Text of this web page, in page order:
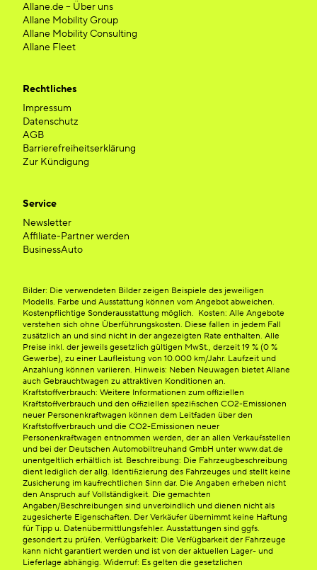
Allane.de – Über uns
Allane Mobility Group
Allane Mobility Consulting
Allane Fleet
Rechtliches
Impressum
Datenschutz
AGB
Barrierefreiheitserklärung
Zur Kündigung
Service
Newsletter
Affiliate-Partner werden
BusinessAuto
Bilder: Die verwendeten Bilder zeigen Beispiele des jeweiligen
Modells. Farbe und Ausstattung können vom Angebot abweichen.
Kostenpflichtige Sonderausstattung möglich. Kosten: Alle Angebote
verstehen sich ohne Überführungskosten. Diese fallen in jedem Fall
zusätzlich an und sind nicht in der angezeigten Rate enthalten. Alle
Preise inkl. der jeweils gesetzlich gültigen MwSt., derzeit 19 % (0 %
Gewerbe), zu einer Laufleistung von 10.000 km/Jahr. Laufzeit und
Anzahlung können variieren. Hinweis: Neben Neuwagen bietet Allane
auch Gebrauchtwagen zu attraktiven Konditionen an.
Kraftstoffverbrauch: Weitere Informationen zum offiziellen
Kraftstoffverbrauch und den offiziellen spezifischen CO2-Emissionen
neuer Personenkraftwagen können dem Leitfaden über den
Kraftstoffverbrauch und die CO2-Emissionen neuer
Personenkraftwagen entnommen werden, der an allen Verkaufsstellen
und bei der Deutschen Automobiltreuhand GmbH unter www.dat.de
unentgeltlich erhältlich ist. Beschreibung: Die Fahrzeugbeschreibung
dient lediglich der allg. Identifizierung des Fahrzeuges und stellt keine
Zusicherung im kaufrechtlichen Sinn dar. Die Angaben erheben nicht
den Anspruch auf Vollständigkeit. Die gemachten
Angaben/Beschreibungen sind unverbindlich und dienen nicht als
zugesicherte Eigenschaften. Der Verkäufer übernimmt keine Haftung
für Tipp u. Datenübermittlungsfehler. Ausstattungen sind ggfs.
gesondert zu prüfen. Verfügbarkeit: Die Verfügbarkeit der Fahrzeuge
kann nicht garantiert werden und ist von der aktuellen Lager- und
Lieferlage abhängig. Widerruf: Es gelten die gesetzlichen